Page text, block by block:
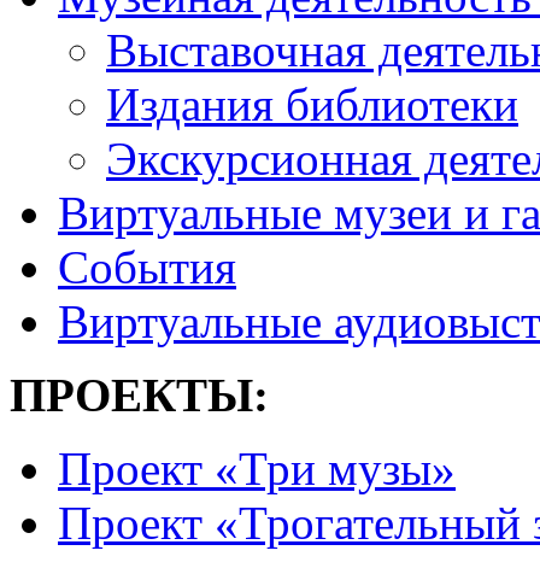
Выставочная
Издания библиотеки
Экскурсионная
Виртуальные музеи и
События
Виртуальные
ПРОЕКТЫ:
Проект «Три музы»
Проект «Трогательный